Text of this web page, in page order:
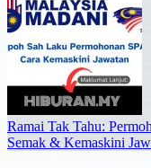
Ramai Tak Tahu:
Semak & Kemaskini